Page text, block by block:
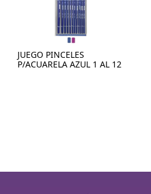
JUEGO PINCELES
P/ACUARELA AZUL 1 AL 12